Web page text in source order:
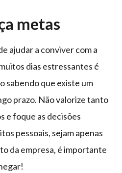
metas
ajudar a conviver com a
dias estressantes é
sabendo que existe um
prazo. Não valorize tanto
e foque as decisões
pessoais, sejam apenas
da empresa, é importante